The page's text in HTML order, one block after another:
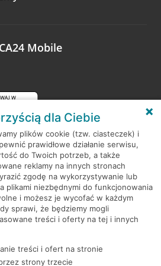
Mobile
dla Ciebie
plików cookie (tzw. ciasteczek) i
prawidłowe działanie serwisu,
do Twoich potrzeb, a także
reklamy na innych stronach
zgodę na wykorzystywanie lub
plikami niezbędnymi do funkcjonowania
i możesz je wycofać w każdym
sprawi, że będziemy mogli
treści i oferty na tej i innych
treści i ofert na stronie
strony trzecie